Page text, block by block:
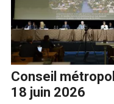
Conseil
18 juin 2026